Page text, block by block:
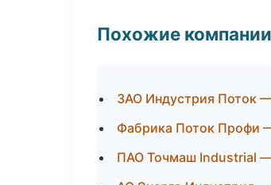
Похожие
ЗАО Индустрия Поток
Фабрика Поток Профи
ПАО Точмаш Industrial